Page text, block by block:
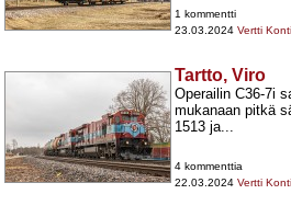
1 kommentti
23.03.2024 Vertti
Tartto, Viro
Operailin C36-​7i
mukanaan pitkä
1513 ja...
4 kommenttia
22.03.2024 Vertti